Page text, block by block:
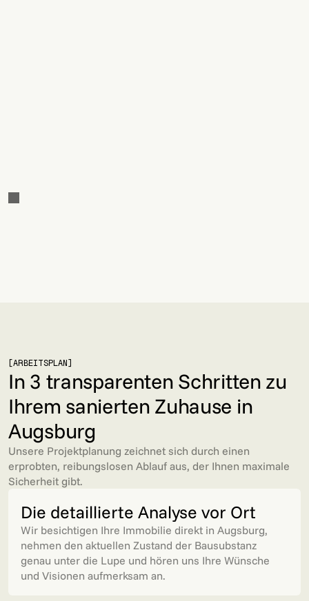
[ARBEITSPLAN]
In 3 transparenten Schritten zu
Ihrem sanierten Zuhause in
Augsburg
Unsere Projektplanung zeichnet sich durch einen
erprobten, reibungslosen Ablauf aus, der Ihnen maximale
Sicherheit gibt.
Die detaillierte Analyse vor Ort
Wir besichtigen Ihre Immobilie direkt in Augsburg,
nehmen den aktuellen Zustand der Bausubstanz
genau unter die Lupe und hören uns Ihre Wünsche
und Visionen aufmerksam an.